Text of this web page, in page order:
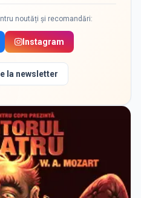
noutăți și recomandări:
Instagram
la newsletter